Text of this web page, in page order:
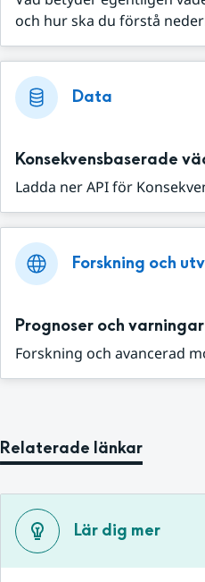
och hur ska du förstå
Data
Konsekvensbaserade
Ladda ner API för
Forskning och
Prognoser och varningar
Forskning och avancerad
Relaterade länkar
Lär dig mer